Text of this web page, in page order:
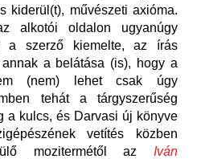
kiderül(t), művészeti axióma.
alkotói oldalon ugyanúgy
a szerző kiemelte, az írás
a belátása (is), hogy a
(nem) lehet csak úgy
tehát a tárgyszerűség
a kulcs, és Darvasi új könyve
vetítés közben
mozitermétől az Iván